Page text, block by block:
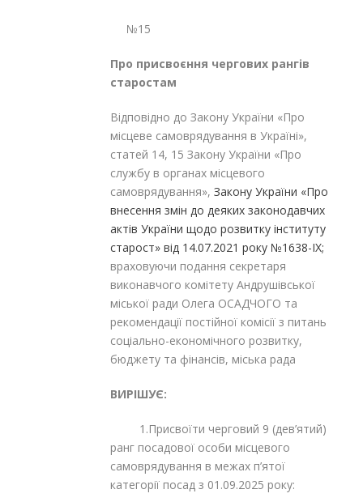
№15
Про присвоєння чергових рангів
старостам
Відповідно до Закону України «Про
місцеве самоврядування в Україні»,
статей 14, 15 Закону України «Про
службу в органах місцевого
самоврядування», Закону України «Про
внесення змін до деяких законодавчих
актів України щодо розвитку інституту
старост» від 14.07.2021 року №1638-IX;
враховуючи подання секретаря
виконавчого комітету Андрушівської
міської ради Олега ОСАДЧОГО та
рекомендації постійної комісії з питань
соціально-економічного розвитку,
бюджету та фінансів, міська рада
ВИРІШУЄ:
1.Присвоїти черговий 9 (дев’ятий)
ранг посадової особи місцевого
самоврядування в межах п’ятої
категорії посад з 01.09.2025 року: